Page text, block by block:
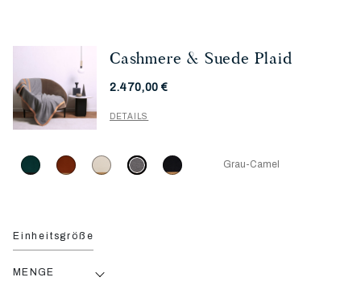
Cashmere & Suede Plaid
2.470,00 €
DETAILS
Grau-Camel
Einheitsgröße
MENGE